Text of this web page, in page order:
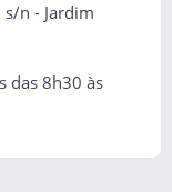
n - Jardim
das 8h30 às